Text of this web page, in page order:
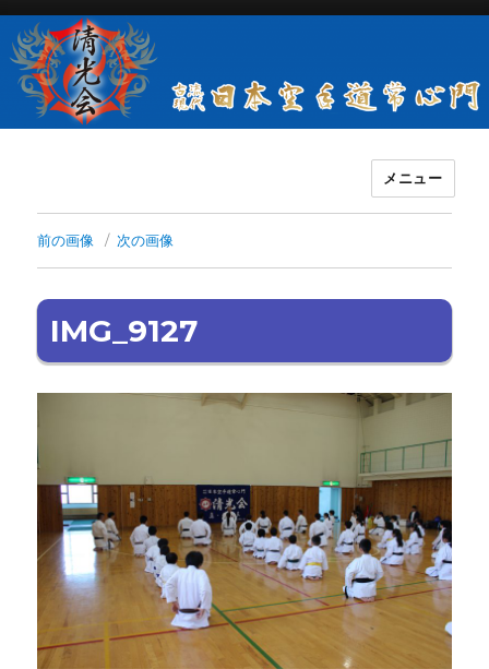
古流現代日本空手道常心門清光会
メニュー
前の画像 次の画像
IMG_9127